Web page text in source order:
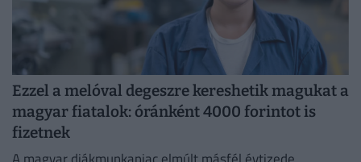
Ezzel a melóval degeszre kereshetik magukat a
magyar fiatalok: óránként 4000 forintot is
fizetnek